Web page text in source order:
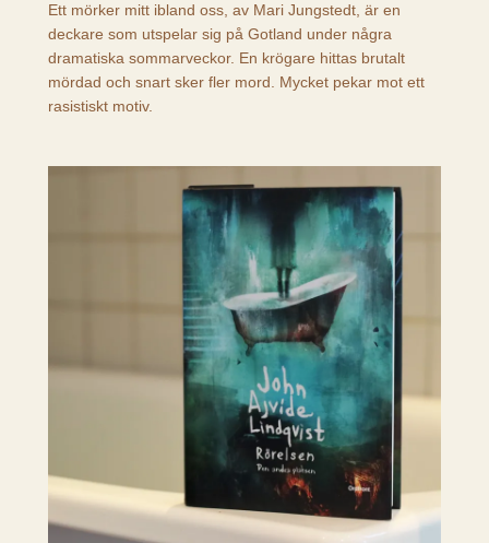
Ett mörker mitt ibland oss, av Mari Jungstedt, är en
deckare som utspelar sig på Gotland under några
dramatiska sommarveckor. En krögare hittas brutalt
mördad och snart sker fler mord. Mycket pekar mot ett
rasistiskt motiv.